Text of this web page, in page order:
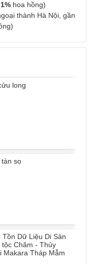
1% hoa hồng)
thành Hà Nội, gần
long
tàn sọ
Tồn Dữ Liệu Di Sản
tộc Chăm - Thủy
Makara Tháp Mẫm